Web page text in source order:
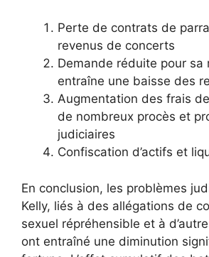
Perte de contrats de
revenus de concerts
Demande réduite pour sa
entraîne une baisse des
Augmentation des frais
de nombreux procès et
judiciaires
Confiscation d’actifs et
En conclusion, les problèmes
Kelly, liés à des allégations de
sexuel répréhensible et à
ont entraîné une diminution